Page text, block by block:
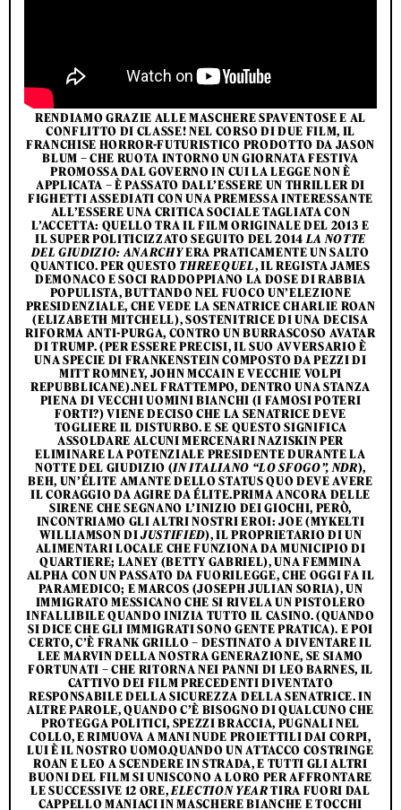
RENDIAMO GRAZIE ALLE MASCHERE SPAVENTOSE E AL
CONFLITTO DI CLASSE! NEL CORSO DI DUE FILM, IL
FRANCHISE HORROR-FUTURISTICO PRODOTTO DA JASON
BLUM – CHE RUOTA INTORNO UN GIORNATA FESTIVA
PROMOSSA DAL GOVERNO IN CUI LA LEGGE NON È
APPLICATA – È PASSATO DALL’ESSERE UN THRILLER DI
FIGHETTI ASSEDIATI CON UNA PREMESSA INTERESSANTE
ALL’ESSERE UNA CRITICA SOCIALE TAGLIATA CON
L’ACCETTA: QUELLO TRA IL FILM ORIGINALE DEL 2013 E
IL SUPER POLITICIZZATO SEGUITO DEL 2014LA NOTTE
DEL GIUDIZIO: ANARCHYERA PRATICAMENTE UN SALTO
QUANTICO. PER QUESTO THREEQUEL, IL REGISTA JAMES
DEMONACO E SOCI RADDOPPIANO LA DOSE DI RABBIA
POPULISTA, BUTTANDO NEL FUOCO UN’ELEZIONE
PRESIDENZIALE, CHE VEDE LA SENATRICE CHARLIE ROAN
(ELIZABETH MITCHELL), SOSTENITRICE DI UNA DECISA
RIFORMA ANTI-PURGA, CONTRO UN BURRASCOSO AVATAR
DI TRUMP. (PER ESSERE PRECISI, IL SUO AVVERSARIO È
UNA SPECIE DI FRANKENSTEIN COMPOSTO DA PEZZI DI
MITT ROMNEY, JOHN MCCAIN E VECCHIE VOLPI
REPUBBLICANE).NEL FRATTEMPO, DENTRO UNA STANZA
PIENA DI VECCHI UOMINI BIANCHI (I FAMOSI POTERI
FORTI?) VIENE DECISO CHE LA SENATRICE DEVE
TOGLIERE IL DISTURBO. E SE QUESTO SIGNIFICA
ASSOLDARE ALCUNI MERCENARI NAZISKIN PER
ELIMINARE LA POTENZIALE PRESIDENTE DURANTE LA
NOTTE DEL GIUDIZIO (IN ITALIANO “LO SFOGO”, NDR),
BEH, UN’ÉLITE AMANTE DELLO STATUS QUO DEVE AVERE
IL CORAGGIO DA AGIRE DA ÉLITE.PRIMA ANCORA DELLE
SIRENE CHE SEGNANO L’INIZIO DEI GIOCHI, PERÒ,
INCONTRIAMO GLI ALTRI NOSTRI EROI: JOE (MYKELTI
WILLIAMSON DIJUSTIFIED), IL PROPRIETARIO DI UN
ALIMENTARI LOCALE CHE FUNZIONA DA MUNICIPIO DI
QUARTIERE; LANEY (BETTY GABRIEL), UNA FEMMINA
ALPHA CON UN PASSATO DA FUORILEGGE, CHE OGGI FA IL
PARAMEDICO; E MARCOS (JOSEPH JULIAN SORIA), UN
IMMIGRATO MESSICANO CHE SI RIVELA UN PISTOLERO
INFALLIBILE QUANDO INIZIA TUTTO IL CASINO. (QUANDO
SI DICE CHE GLI IMMIGRATI SONO GENTE PRATICA). E POI
CERTO, C’È FRANK GRILLO – DESTINATO A DIVENTARE IL
LEE MARVIN DELLA NOSTRA GENERAZIONE, SE SIAMO
FORTUNATI – CHE RITORNA NEI PANNI DI LEO BARNES, IL
CATTIVO DEI FILM PRECEDENTI DIVENTATO
RESPONSABILE DELLA SICUREZZA DELLA SENATRICE. IN
ALTRE PAROLE, QUANDO C’È BISOGNO DI QUALCUNO CHE
PROTEGGA POLITICI, SPEZZI BRACCIA, PUGNALI NEL
COLLO, E RIMUOVA A MANI NUDE PROIETTILI DAI CORPI,
LUI È IL NOSTRO UOMO.QUANDO UN ATTACCO COSTRINGE
ROAN E LEO A SCENDERE IN STRADA, E TUTTI GLI ALTRI
BUONI DEL FILM SI UNISCONO A LORO PER AFFRONTARE
LE SUCCESSIVE 12 ORE,ELECTION YEARTIRA FUORI DAL
CAPPELLO MANIACI IN MASCHERE BIANCHE E TOCCHI